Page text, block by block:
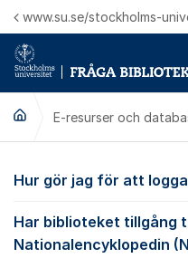
Hoppa till innehåll
www.su.se/stockholms-
E-resurser och
E-
Hur gör jag för att
Har biblioteket tillgång
Nationalencyklopedin